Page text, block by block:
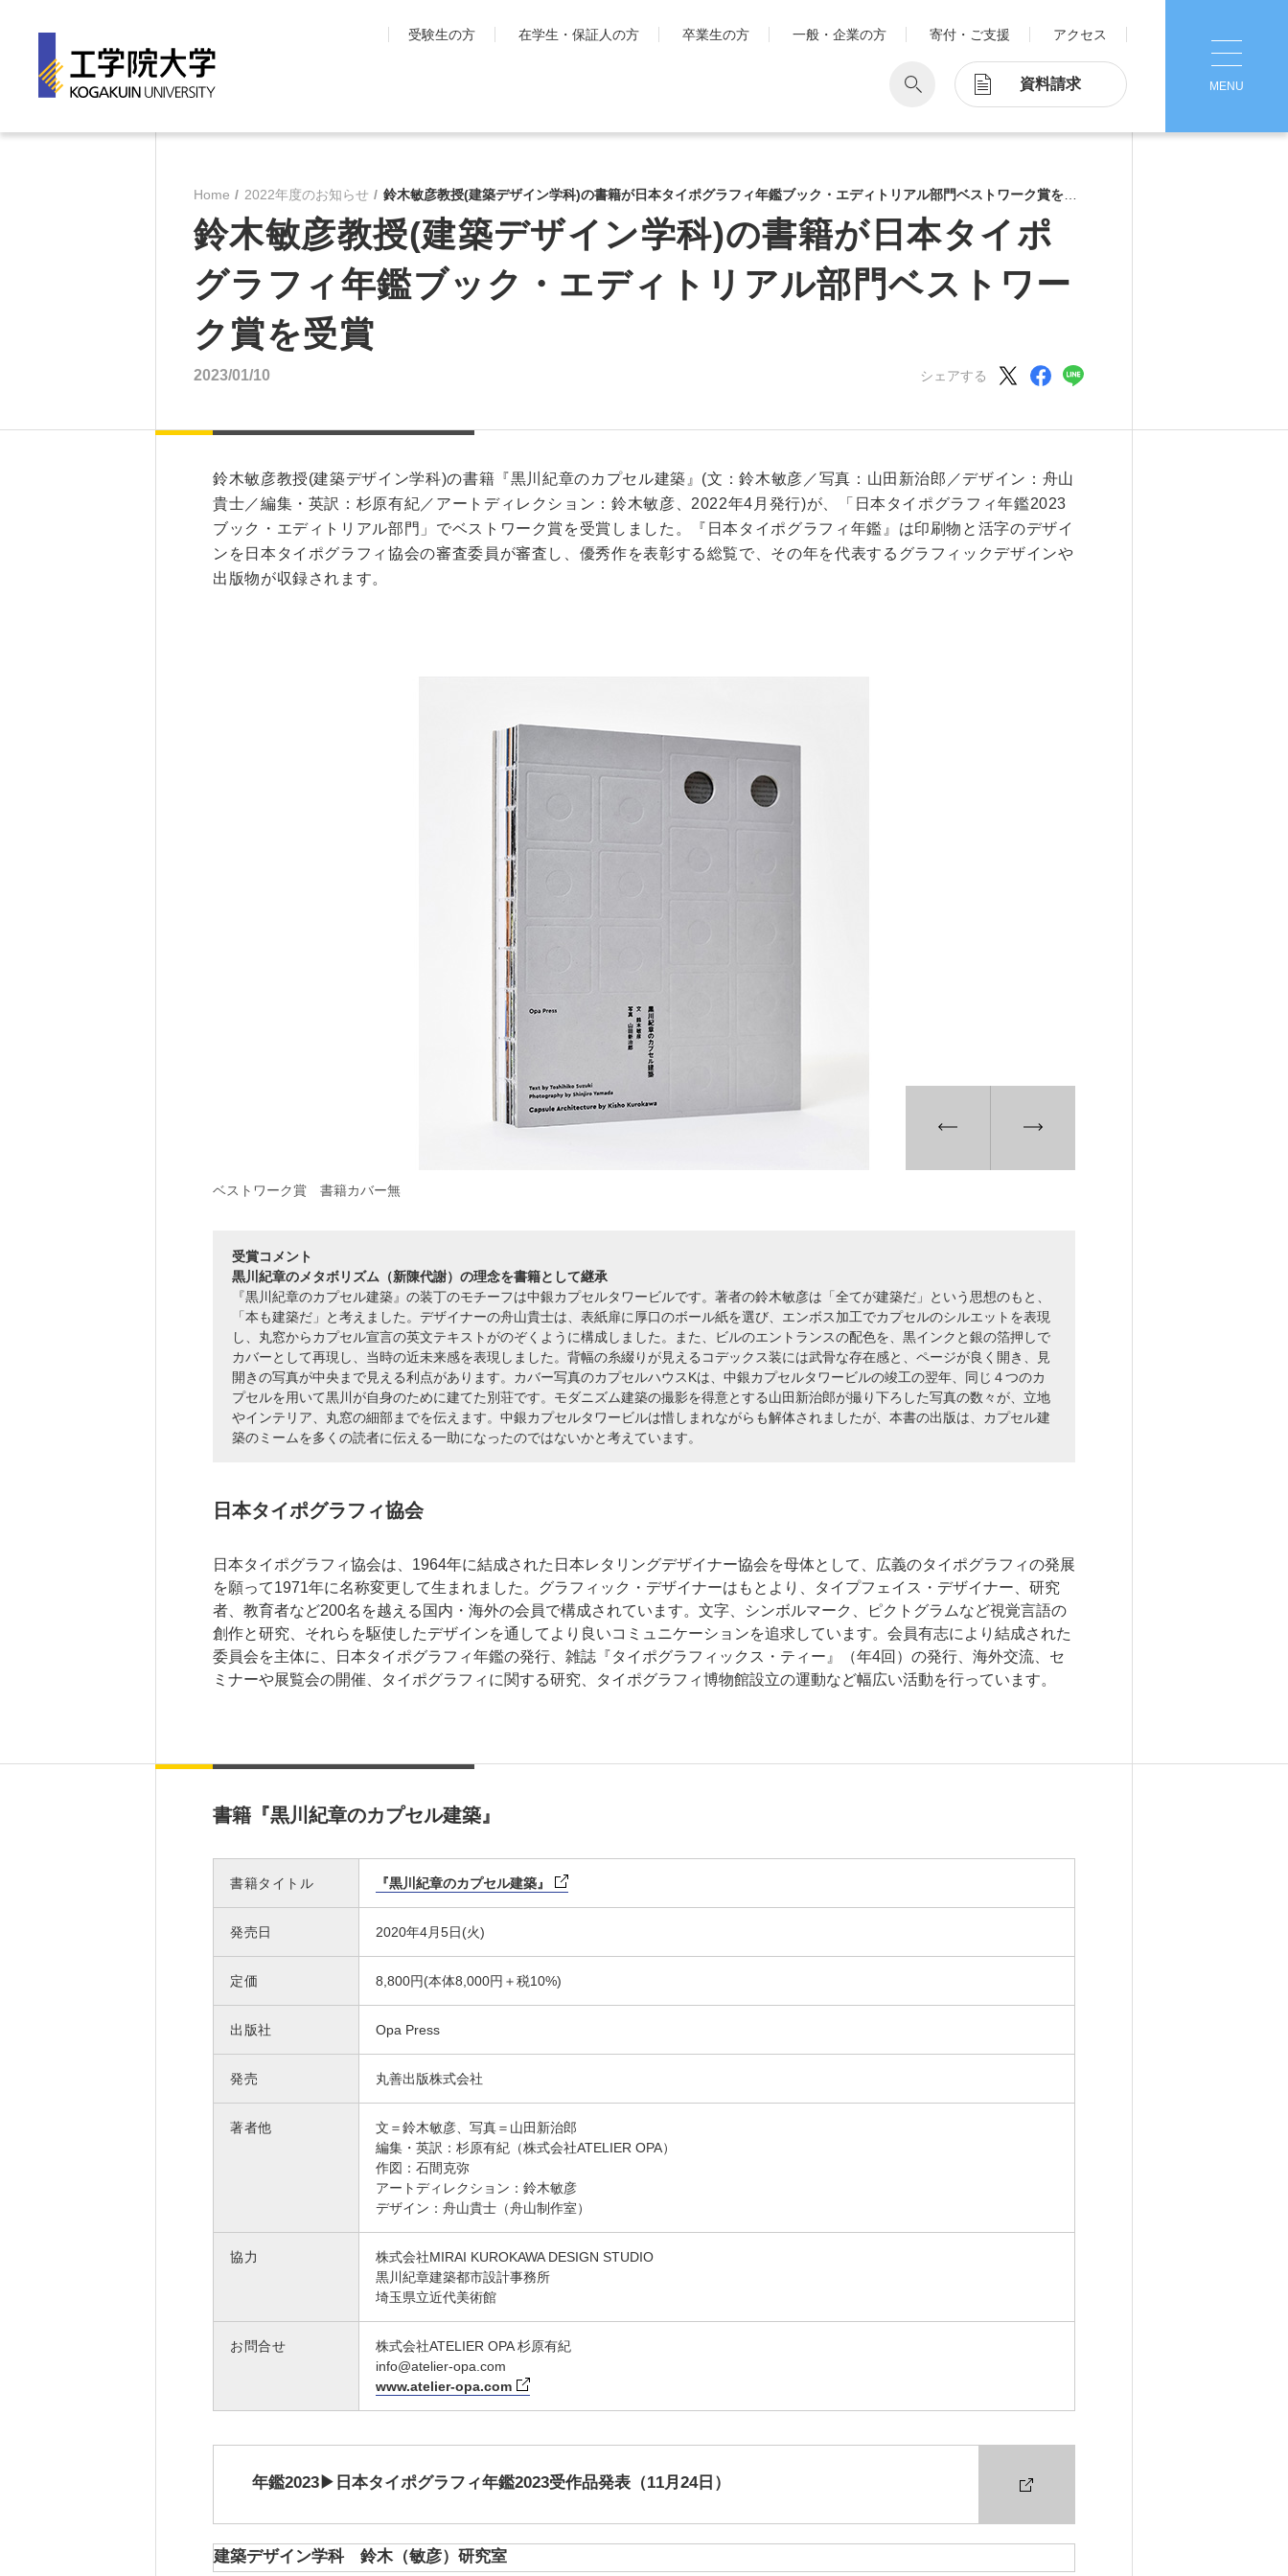
受験生の方 在学生・保証人の方 卒業生の方 一般・企業の方 寄付・ご支援 アクセス
資料請求
MENU
長期目標『VISION150』
工学院大学について
SDGsへの取り組み
工学院大学の教育
先進工学部
工学部
建築学部
情報学部
大学院 工学研究科
教育推進機構
キャンパスライフ
シラバス・学生便覧
授業・学習について
お金・保険に関すること
大学生活サポート
工学院大学が考える国際交流
ハイブリッド留学®
ディプロマット留学
キャンパス・アテンディン
研究支援ポータルサイト
産学共同研究センター
就職・キャリア
学び・研究を活かした就職
就職実績
在学生・保護者の皆さま
キャンパス
新宿キャンパス
八王子キャンパス
入試情報
入試情報
オープンキャンパス・相談会
4. 航空理工学専攻特設サイト
Home 2022年度のお知らせ 鈴木敏彦教授(建築デザイン学科)の書籍が日本タイポグラフィ年鑑ブック・エディトリアル部門ベストワーク賞を受賞
鈴木敏彦教授(建築デザイン学科)の書籍が日本タイポ
グラフィ年鑑ブック・エディトリアル部門ベストワー
ク賞を受賞
2023/01/10 シェアする
鈴木敏彦教授(建築デザイン学科)の書籍『黒川紀章のカプセル建築』(文：鈴木敏彦／写真：山田新治郎／デザイン：舟山
貴士／編集・英訳：杉原有紀／アートディレクション：鈴木敏彦、2022年4月発行)が、「日本タイポグラフィ年鑑2023
ブック・エディトリアル部門」でベストワーク賞を受賞しました。『日本タイポグラフィ年鑑』は印刷物と活字のデザイ
ンを日本タイポグラフィ協会の審査委員が審査し、優秀作を表彰する総覧で、その年を代表するグラフィックデザインや
出版物が収録されます。
ベストワーク賞 書籍カバー無
受賞コメント
黒川紀章のメタボリズム（新陳代謝）の理念を書籍として継承
『黒川紀章のカプセル建築』の装丁のモチーフは中銀カプセルタワービルです。著者の鈴木敏彦は「全てが建築だ」という思想のもと、
「本も建築だ」と考えました。デザイナーの舟山貴士は、表紙扉に厚口のボール紙を選び、エンボス加工でカプセルのシルエットを表現
し、丸窓からカプセル宣言の英文テキストがのぞくように構成しました。また、ビルのエントランスの配色を、黒インクと銀の箔押しで
カバーとして再現し、当時の近未来感を表現しました。背幅の糸綴りが見えるコデックス装には武骨な存在感と、ページが良く開き、見
開きの写真が中央まで見える利点があります。カバー写真のカプセルハウスKは、中銀カプセルタワービルの竣工の翌年、同じ４つのカ
プセルを用いて黒川が自身のために建てた別荘です。モダニズム建築の撮影を得意とする山田新治郎が撮り下ろした写真の数々が、立地
やインテリア、丸窓の細部までを伝えます。中銀カプセルタワービルは惜しまれながらも解体されましたが、本書の出版は、カプセル建
築のミームを多くの読者に伝える一助になったのではないかと考えています。
日本タイポグラフィ協会
日本タイポグラフィ協会は、1964年に結成された日本レタリングデザイナー協会を母体として、広義のタイポグラフィの発展
を願って1971年に名称変更して生まれました。グラフィック・デザイナーはもとより、タイプフェイス・デザイナー、研究
者、教育者など200名を越える国内・海外の会員で構成されています。文字、シンボルマーク、ピクトグラムなど視覚言語の
創作と研究、それらを駆使したデザインを通してより良いコミュニケーションを追求しています。会員有志により結成された
委員会を主体に、日本タイポグラフィ年鑑の発行、雑誌『タイポグラフィックス・ティー』（年4回）の発行、海外交流、セ
ミナーや展覧会の開催、タイポグラフィに関する研究、タイポグラフィ博物館設立の運動など幅広い活動を行っています。
書籍『黒川紀章のカプセル建築』
書籍タイトル 『黒川紀章のカプセル建築』
発売日 2020年4月5日(火)
定価 8,800円(本体8,000円＋税10%)
出版社 Opa Press
発売 丸善出版株式会社
著者他
文＝鈴木敏彦、写真＝山田新治郎
編集・英訳：杉原有紀（株式会社ATELIER OPA）
作図：石間克弥
アートディレクション：鈴木敏彦
デザイン：舟山貴士（舟山制作室）
協力
株式会社MIRAI KUROKAWA DESIGN STUDIO
黒川紀章建築都市設計事務所
埼玉県立近代美術館
お問合せ
株式会社ATELIER OPA 杉原有紀
info@atelier-opa.com
www.atelier-opa.com
年鑑2023▶日本タイポグラフィ年鑑2023受作品発表（11月24日）
建築デザイン学科 鈴木（敏彦）研究室